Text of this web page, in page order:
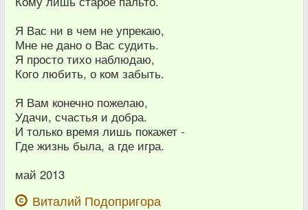
Я Вас ни в чем не упрекаю,
Мне не дано о Вас судить.
Я просто тихо наблюдаю,
Кого любить, о ком забыть.
Я Вам конечно пожелаю,
Удачи, счастья и добра.
И только время лишь покажет -
Где жизнь была, а где игра.
май 2013
Виталий Подопригора